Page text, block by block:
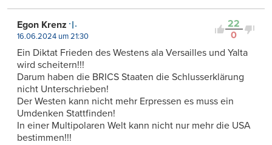
22
0
Egon Krenz
16.06.2024 um 21:30
Ein Diktat Frieden des Westens ala Versailles und Yalta
wird scheitern!!!
Darum haben die BRICS Staaten die Schlusserklärung
nicht Unterschrieben!
Der Westen kann nicht mehr Erpressen es muss ein
Umdenken Stattfinden!
In einer Multipolaren Welt kann nicht nur mehr die USA
bestimmen!!!